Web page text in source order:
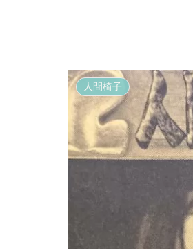
人間椅子